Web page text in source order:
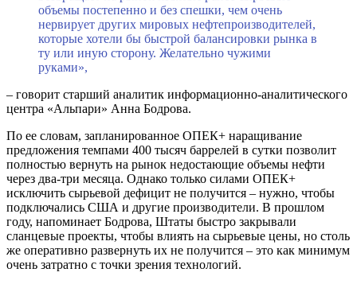
объемы постепенно и без спешки, чем очень
нервирует других мировых нефтепроизводителей,
которые хотели бы быстрой балансировки рынка в
ту или иную сторону. Желательно чужими
руками»,
– говорит старший аналитик информационно-аналитического
центра «Альпари» Анна Бодрова.
По ее словам, запланированное ОПЕК+ наращивание
предложения темпами 400 тысяч баррелей в сутки позволит
полностью вернуть на рынок недостающие объемы нефти
через два-три месяца. Однако только силами ОПЕК+
исключить сырьевой дефицит не получится – нужно, чтобы
подключались США и другие производители. В прошлом
году, напоминает Бодрова, Штаты быстро закрывали
сланцевые проекты, чтобы влиять на сырьевые цены, но столь
же оперативно развернуть их не получится – это как минимум
очень затратно с точки зрения технологий.